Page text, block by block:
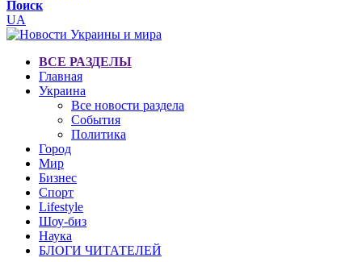
Поиск
UA
ВСЕ РАЗДЕЛЫ
Главная
Украина
Все новости раздела
События
Политика
Город
Мир
Бизнес
Спорт
Lifestyle
Шоу-биз
Наука
БЛОГИ ЧИТАТЕЛЕЙ